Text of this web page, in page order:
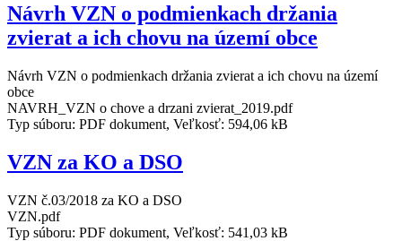
Návrh VZN o podmienkach držania
zvierat a ich chovu na území obce
Návrh VZN o podmienkach držania zvierat a ich chovu na území
obce
NAVRH_VZN o chove a drzani zvierat_2019.pdf
Typ súboru: PDF dokument, Veľkosť: 594,06 kB
VZN za KO a DSO
VZN č.03/2018 za KO a DSO
VZN.pdf
Typ súboru: PDF dokument, Veľkosť: 541,03 kB